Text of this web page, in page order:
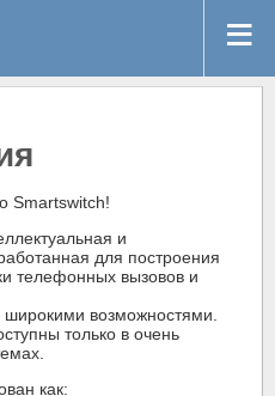
Smartswitch!
и
для построения
телефонных вызовов и
широкими возможностями.
только в очень
как: